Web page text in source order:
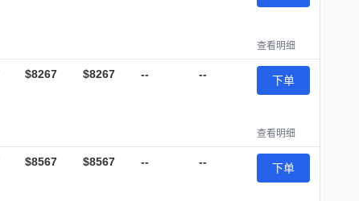
查看明细
$8267 $8267 -- -- 下单
查看明细
$8567 $8567 -- -- 下单